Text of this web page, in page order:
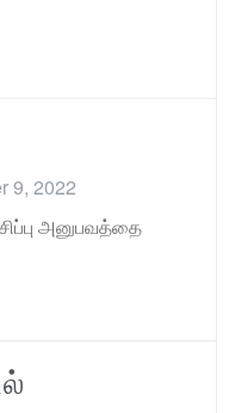
9, 2022
அனுபவத்தை